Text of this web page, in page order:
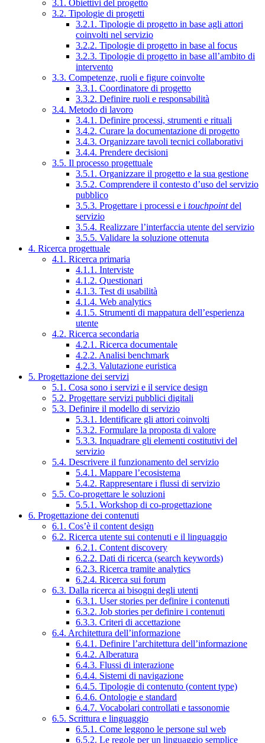
3.1. Obiettivi del progetto
3.2. Tipologie di progetti
3.2.1. Tipologie di progetto in base agli attori
coinvolti nel servizio
3.2.2. Tipologie di progetto in base al focus
3.2.3. Tipologie di progetto in base all’ambito di
intervento
3.3. Competenze, ruoli e figure coinvolte
3.3.1. Coordinatore di progetto
3.3.2. Definire ruoli e responsabilità
3.4. Metodo di lavoro
3.4.1. Definire processi, strumenti e rituali
3.4.2. Curare la documentazione di progetto
3.4.3. Organizzare tavoli tecnici collaborativi
3.4.4. Prendere decisioni
3.5. Il processo progettuale
3.5.1. Organizzare il progetto e la sua gestione
3.5.2. Comprendere il contesto d’uso del servizio
pubblico
3.5.3. Progettare i processi e i touchpointdel
servizio
3.5.4. Realizzare l’interfaccia utente del servizio
3.5.5. Validare la soluzione ottenuta
4. Ricerca progettuale
4.1. Ricerca primaria
4.1.1. Interviste
4.1.2. Questionari
4.1.3. Test di usabilità
4.1.4. Web analytics
4.1.5. Strumenti di mappatura dell’esperienza
utente
4.2. Ricerca secondaria
4.2.1. Ricerca documentale
4.2.2. Analisi benchmark
4.2.3. Valutazione euristica
5. Progettazione dei servizi
5.1. Cosa sono i servizi e il service design
5.2. Progettare servizi pubblici digitali
5.3. Definire il modello di servizio
5.3.1. Identificare gli attori coinvolti
5.3.2. Formulare la proposta di valore
5.3.3. Inquadrare gli elementi costitutivi del
servizio
5.4. Descrivere il funzionamento del servizio
5.4.1. Mappare l’ecosistema
5.4.2. Rappresentare i flussi di servizio
5.5. Co-progettare le soluzioni
5.5.1. Workshop di co-progettazione
6. Progettazione dei contenuti
6.1. Cos’è il content design
6.2. Ricerca utente sui contenuti e il linguaggio
6.2.1. Content discovery
6.2.2. Dati di ricerca (search keywords)
6.2.3. Ricerca tramite analytics
6.2.4. Ricerca sui forum
6.3. Dalla ricerca ai bisogni degli utenti
6.3.1. User stories per definire i contenuti
6.3.2. Job stories per definire i contenuti
6.3.3. Criteri di accettazione
6.4. Architettura dell’informazione
6.4.1. Definire l’architettura dell’informazione
6.4.2. Alberatura
6.4.3. Flussi di interazione
6.4.4. Sistemi di navigazione
6.4.5. Tipologie di contenuto (content type)
6.4.6. Ontologie e standard
6.4.7. Vocabolari controllati e tassonomie
6.5. Scrittura e linguaggio
6.5.1. Come leggono le persone sul web
6.5.2. Le regole per un linguaggio semplice